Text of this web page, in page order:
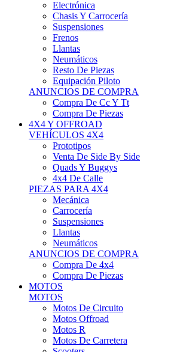
Suspensiones
Frenos
Llantas
Neumáticos
Resto De Piezas
Equipación Piloto
ANUNCIOS DE COMPRA
Compra De Cc Y Tt
Compra De Piezas
4X4 Y OFFROAD
VEHÍCULOS 4X4
Prototipos
Venta De Side By Side
Quads Y Buggys
4x4 De Calle
PIEZAS PARA 4X4
Mecánica
Carrocería
Suspensiones
Llantas
Neumáticos
ANUNCIOS DE COMPRA
Compra De 4x4
Compra De Piezas
MOTOS
MOTOS
Motos De Circuito
Motos Offroad
Motos R
Motos De Carretera
Scooters
Remolques